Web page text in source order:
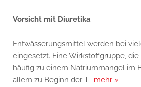
Vorsicht mit Diuretika
Entwässerungsmittel werden bei
eingesetzt. Eine Wirkstoffgruppe,
häufig zu einem Natriummangel im
allem zu Beginn der T… mehr »